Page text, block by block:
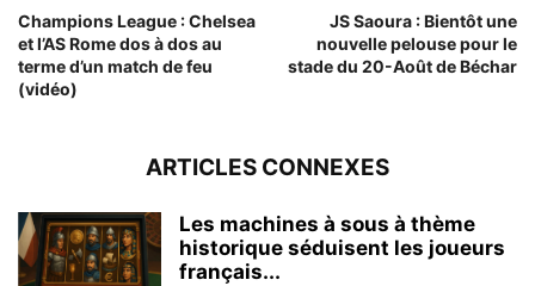
Champions League : Chelsea
et l’AS Rome dos à dos au
terme d’un match de feu
(vidéo)
JS Saoura : Bientôt une
nouvelle pelouse pour le
stade du 20-Août de Béchar
ARTICLES CONNEXES
Les machines à sous à thème
historique séduisent les joueurs
français...